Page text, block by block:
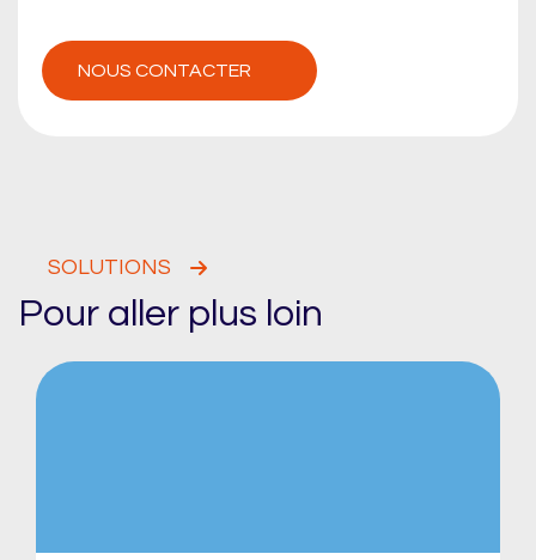
NOUS CONTACTER
SOLUTIONS
Pour aller plus loin